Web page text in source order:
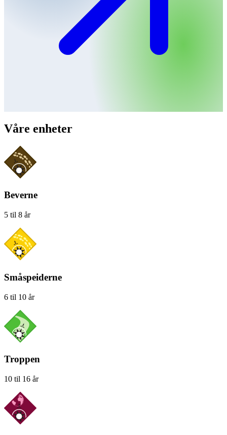
Våre enheter
Beverne
5 til 8 år
Småspeiderne
6 til 10 år
Troppen
10 til 16 år